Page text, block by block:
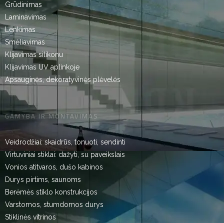
Grūdinimas
Laminavimas
Lenkimas
Smėliavimas
Klijavimas silikonu
Klijavimas UV aplinkoje
Apsauginės, dekoratyvinės plėvelės
GAMYBA IR MONTAVIMAS
Veidrodžiai: skaidrūs, tonuoti, sendinti
Virtuviniai stiklai: dažyti, su paveikslais
Vonios atitvaros, dušo kabinos
Durys pirtims, saunoms
Berėmės stiklo konstrukcijos
Varstomos, stumdomos durys
Stiklinės vitrinos